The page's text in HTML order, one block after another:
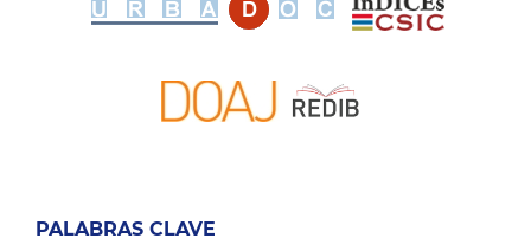
PALABRAS CLAVE